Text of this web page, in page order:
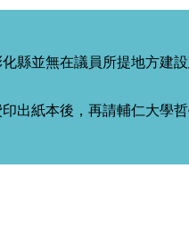
縣並無在議員所提地方建
出紙本後，再請輔仁大學